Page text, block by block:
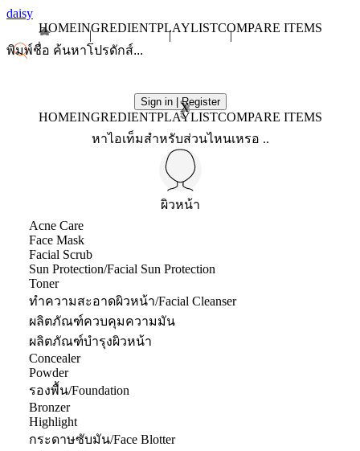
daisy
HOMEINGREDIENTPLAYLISTCOMPARE ITEMS
Sign in | Register
X
HOMEINGREDIENTPLAYLISTCOMPARE ITEMS
หาไอเท็มสำหรับส่วนไหนเหรอ ..
ผิวหน้า
Acne Care
Face Mask
Facial Scrub
Sun Protection/Facial Sun Protection
Toner
ทำความสะอาดผิวหน้า/Facial Cleanser
ผลิตภัณฑ์ควบคุมความมัน
ผลิตภัณฑ์บำรุงผิวหน้า
Concealer
Powder
รองพื้น/Foundation
Bronzer
Highlight
กระดาษซับมัน/Face Blotter